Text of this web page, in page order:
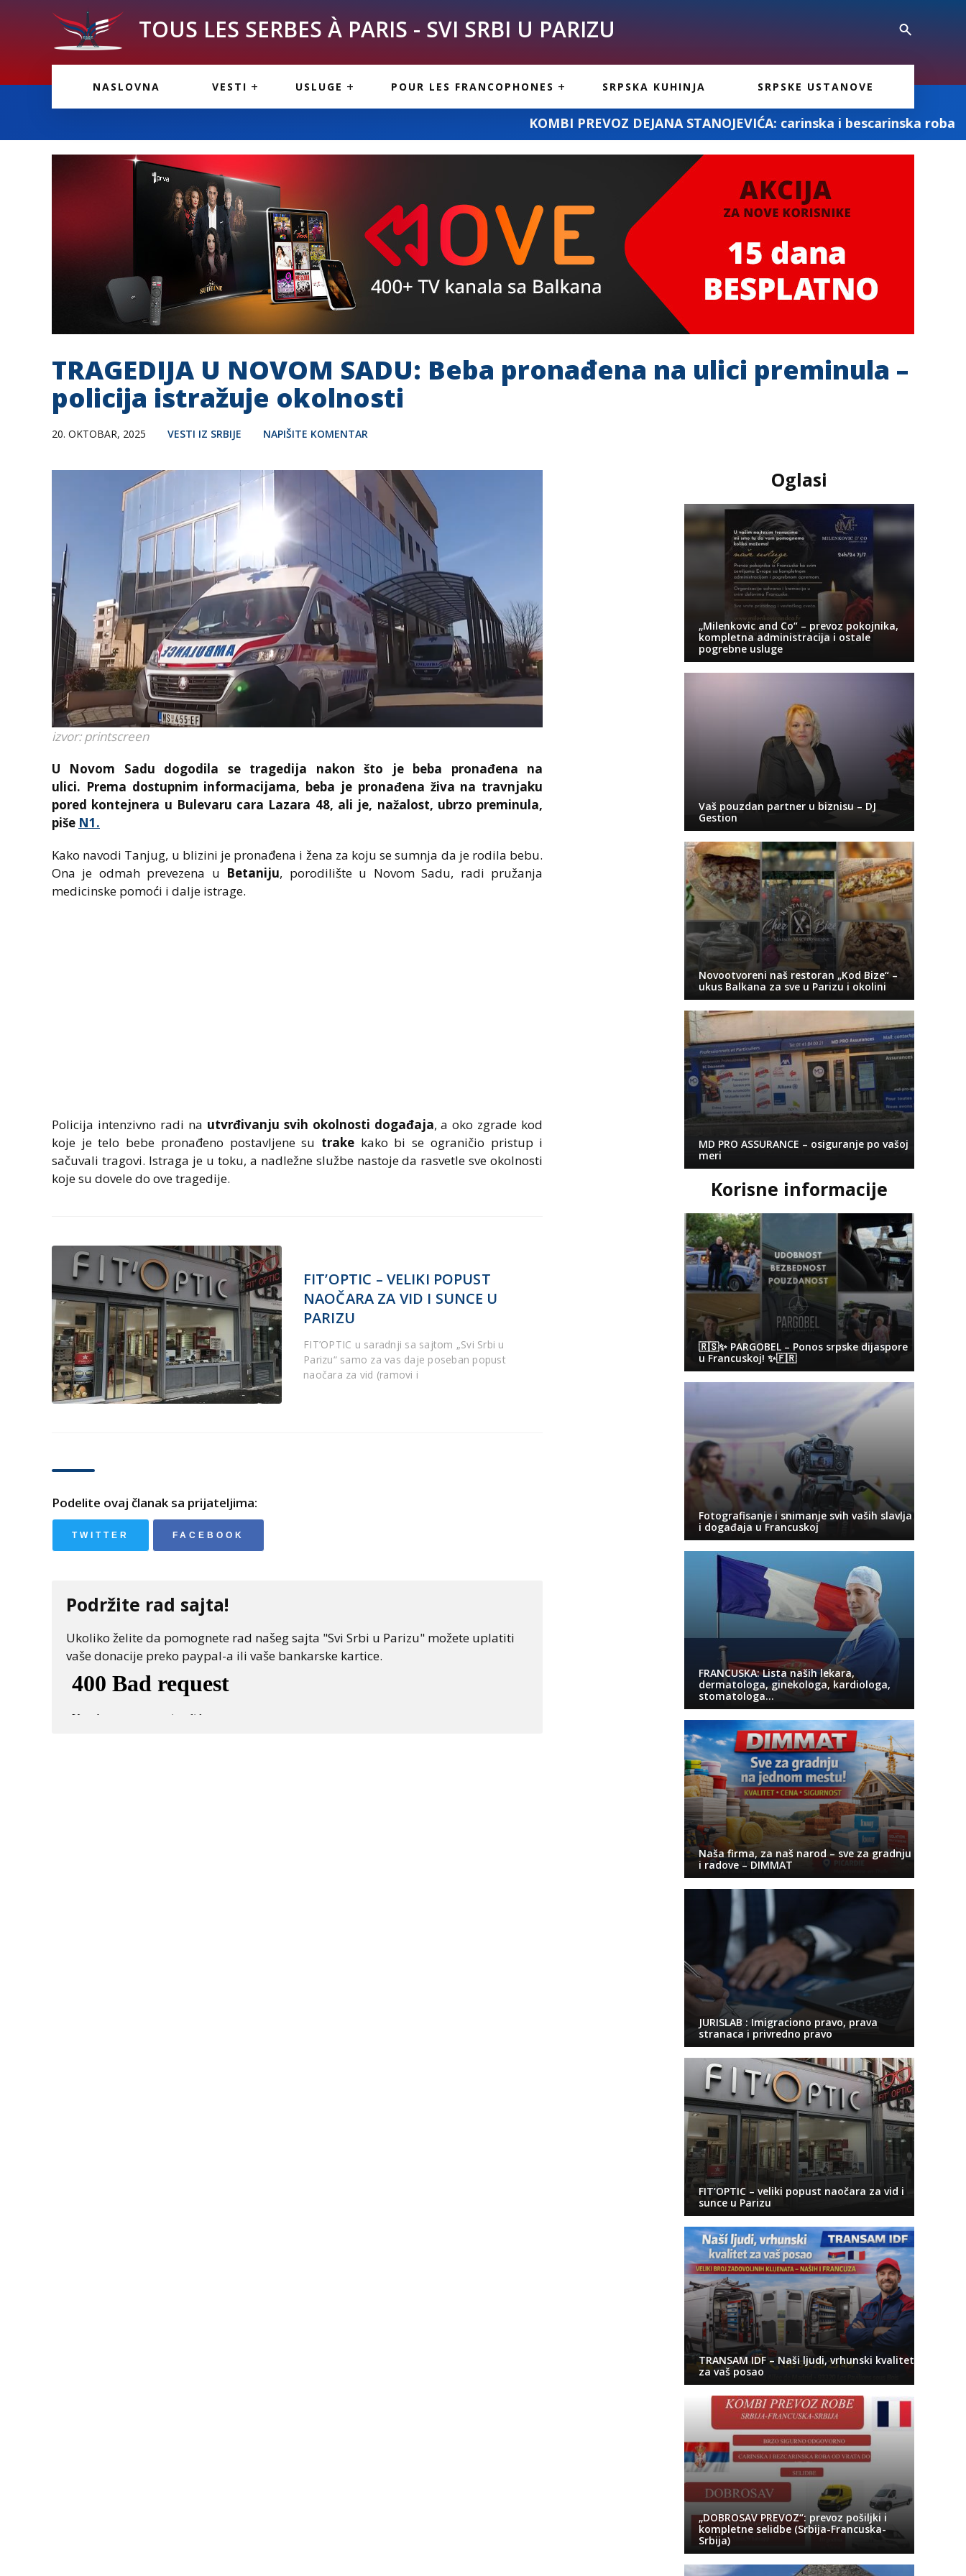
TOUS LES SERBES À PARIS - SVI SRBI U PARIZU
NASLOVNA VESTI USLUGE
INFORMACIJE
POUR LES FRANCOPHONES
PARIS
CUISINE SERBE
SRPSKA KUHINJA SRPSKE USTANOVE
KOMBI PREVOZ DEJANA STANOJEVIĆA: carinska i bescarinska roba
TRAGEDIJA U NOVOM SADU: Beba pronađena na ulici preminula –
policija istražuje okolnosti
20. OKTOBAR, 2025 VESTI IZ SRBIJE NAPIŠITE KOMENTAR
izvor: printscreen
U Novom Sadu dogodila se tragedija nakon što je beba pronađena na
ulici. Prema dostupnim informacijama, beba je pronađena živa na travnjaku
pored kontejnera u Bulevaru cara Lazara 48, ali je, nažalost, ubrzo preminula,
piše N1.
Kako navodi Tanjug, u blizini je pronađena i žena za koju se sumnja da je rodila bebu.
Ona je odmah prevezena u Betaniju, porodilište u Novom Sadu, radi pružanja
medicinske pomoći i dalje istrage.
Policija intenzivno radi na utvrđivanju svih okolnosti događaja, a oko zgrade kod
koje je telo bebe pronađeno postavljene su trake kako bi se ograničio pristup i
sačuvali tragovi. Istraga je u toku, a nadležne službe nastoje da rasvetle sve okolnosti
koje su dovele do ove tragedije.
FIT’OPTIC – VELIKI POPUST
NAOČARA ZA VID I SUNCE U
PARIZU
FIT’OPTIC u saradnji sa sajtom „Svi Srbi u
Parizu“ samo za vas daje poseban popust
naočara za vid (ramovi i
Podelite ovaj članak sa prijateljima:
TWITTER FACEBOOK
Podržite rad sajta!
Ukoliko želite da pomognete rad našeg sajta "Svi Srbi u Parizu" možete uplatiti
vaše donacije preko paypal-a ili vaše bankarske kartice.
Oglasi
„Milenkovic and Co“ – prevoz pokojnika,
kompletna administracija i ostale
pogrebne usluge
Vaš pouzdan partner u biznisu – DJ
Gestion
Novootvoreni naš restoran „Kod Bize“ –
ukus Balkana za sve u Parizu i okolini
MD PRO ASSURANCE – osiguranje po vašoj
meri
Korisne informacije
🇷🇸✨ PARGOBEL – Ponos srpske dijaspore
u Francuskoj! ✨🇫🇷
Fotografisanje i snimanje svih vaših slavlja
i događaja u Francuskoj
FRANCUSKA: Lista naših lekara,
dermatologa, ginekologa, kardiologa,
stomatologa…
Naša firma, za naš narod – sve za gradnju
i radove – DIMMAT
JURISLAB : Imigraciono pravo, prava
stranaca i privredno pravo
FIT’OPTIC – veliki popust naočara za vid i
sunce u Parizu
TRANSAM IDF – Naši ljudi, vrhunski kvalitet
za vaš posao
„DOBROSAV PREVOZ“: prevoz pošiljki i
kompletne selidbe (Srbija-Francuska-
Srbija)